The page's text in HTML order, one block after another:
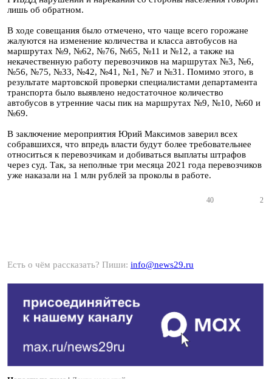
лишь об обратном.
В ходе совещания было отмечено, что чаще всего горожане
жалуются на изменение количества и класса автобусов на
маршрутах №9, №62, №76, №65, №11 и №12, а также на
некачественную работу перевозчиков на маршрутах №3, №6,
№56, №75, №33, №42, №41, №1, №7 и №31. Помимо этого, в
результате мартовской проверки специалистами департамента
транспорта было выявлено недостаточное количество
автобусов в утренние часы пик на маршрутах №9, №10, №60 и
№69.
В заключение мероприятия Юрий Максимов заверил всех
собравшихся, что впредь власти будут более требовательнее
относиться к перевозчикам и добиваться выплаты штрафов
через суд. Так, за неполные три месяца 2021 года перевозчиков
уже наказали на 1 млн рублей за проколы в работе.
40 2
Есть о чём рассказать? Пиши: info@news29.ru